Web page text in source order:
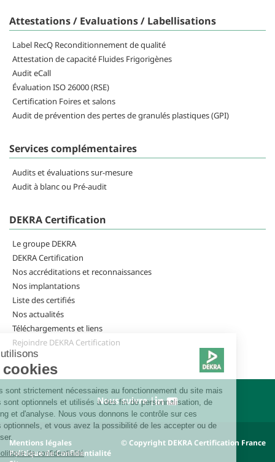
Attestations / Evaluations / Labellisations
Label RecQ Reconditionnement de qualité
Attestation de capacité Fluides Frigorigènes
Audit eCall
Évaluation ISO 26000 (RSE)
Certification Foires et salons
Audit de prévention des pertes de granulés plastiques (GPI)
Services complémentaires
Audits et évaluations sur-mesure
Audit à blanc ou Pré-audit
DEKRA Certification
Le groupe DEKRA
DEKRA Certification
Nos accréditations et reconnaissances
Nos implantations
Liste des certifiés
Nos actualités
Téléchargements et liens
Rejoindre DEKRA Certification
Nous suivre |
© Copyright DEKRA Certification France
Mentions légales
Politique de Confidentialité